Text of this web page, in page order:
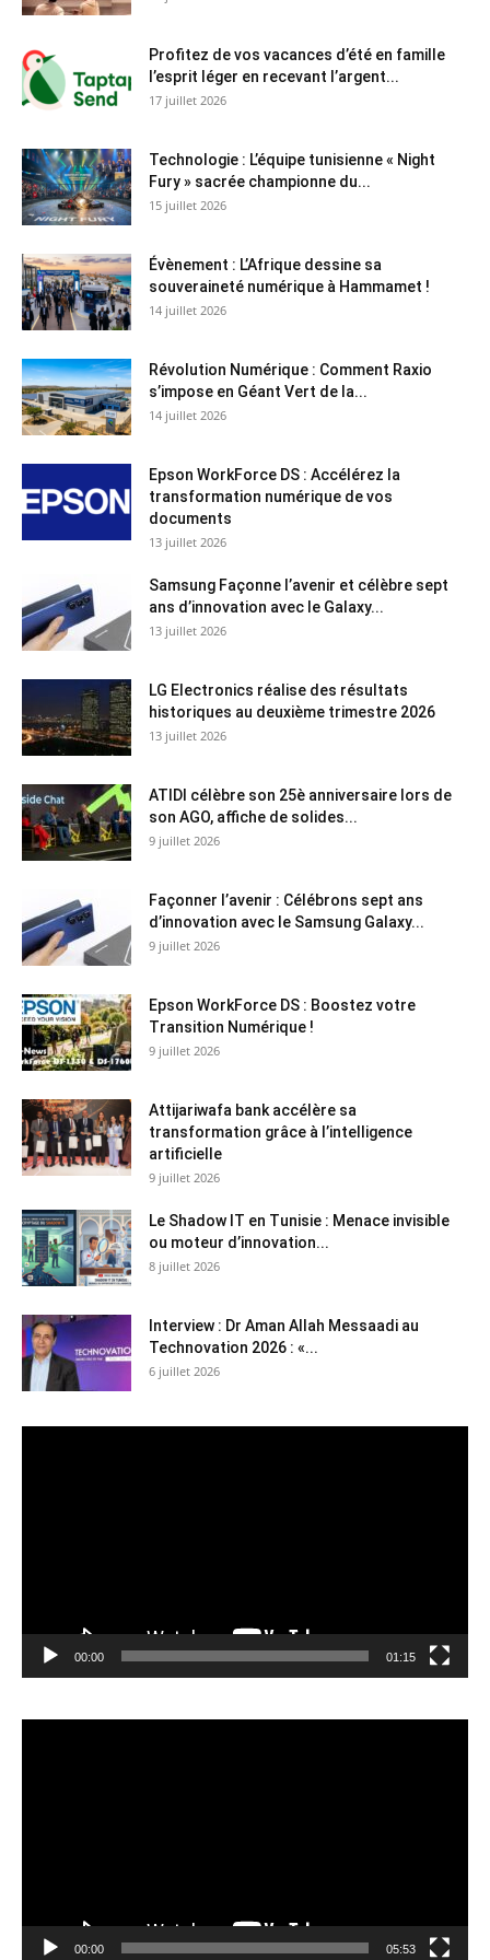
Profitez de vos vacances d’été en famille
l’esprit léger en recevant l’argent...
17 juillet 2026
Technologie : L’équipe tunisienne « Night
Fury » sacrée championne du...
15 juillet 2026
Évènement : L’Afrique dessine sa
souveraineté numérique à Hammamet !
14 juillet 2026
Révolution Numérique : Comment Raxio
s’impose en Géant Vert de la...
14 juillet 2026
Epson WorkForce DS : Accélérez la
transformation numérique de vos
documents
13 juillet 2026
Samsung Façonne l’avenir et célèbre sept
ans d’innovation avec le Galaxy...
13 juillet 2026
LG Electronics réalise des résultats
historiques au deuxième trimestre 2026
13 juillet 2026
ATIDI célèbre son 25è anniversaire lors de
son AGO, affiche de solides...
9 juillet 2026
Façonner l’avenir : Célébrons sept ans
d’innovation avec le Samsung Galaxy...
9 juillet 2026
Epson WorkForce DS : Boostez votre
Transition Numérique !
9 juillet 2026
Attijariwafa bank accélère sa
transformation grâce à l’intelligence
artificielle
9 juillet 2026
Le Shadow IT en Tunisie : Menace invisible
ou moteur d’innovation...
8 juillet 2026
Interview : Dr Aman Allah Messaadi au
Technovation 2026 : «...
6 juillet 2026
00:00 01:15
00:00 05:53